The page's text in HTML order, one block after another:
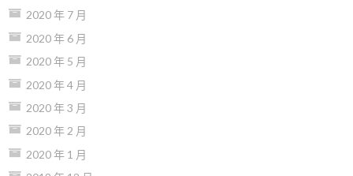
2020 年 7 月
2020 年 6 月
2020 年 5 月
2020 年 4 月
2020 年 3 月
2020 年 2 月
2020 年 1 月